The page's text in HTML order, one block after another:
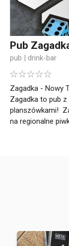
Pub
pub | drink-bar
Zagadka - Nowy
Zagadka to pub z
planszówkami!
na regionalne